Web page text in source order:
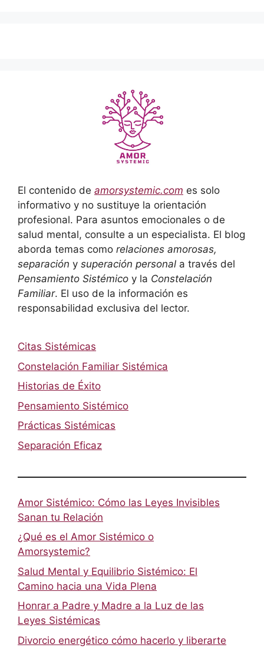
El contenido de amorsystemic.com es solo
informativo y no sustituye la orientación
profesional. Para asuntos emocionales o de
salud mental, consulte a un especialista. El blog
aborda temas como relaciones amorosas,
separación y superación personal a través del
Pensamiento Sistémico y la Constelación
Familiar. El uso de la información es
responsabilidad exclusiva del lector.
Citas Sistémicas
Constelación Familiar Sistémica
Historias de Éxito
Pensamiento Sistémico
Prácticas Sistémicas
Separación Eficaz
Amor Sistémico: Cómo las Leyes Invisibles
Sanan tu Relación
¿Qué es el Amor Sistémico o
Amorsystemic?
Salud Mental y Equilibrio Sistémico: El
Camino hacia una Vida Plena
Honrar a Padre y Madre a la Luz de las
Leyes Sistémicas
Divorcio energético cómo hacerlo y liberarte